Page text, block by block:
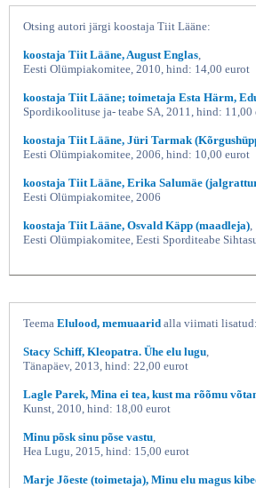
Otsing autori järgi koostaja Tiit Lääne:
koostaja Tiit Lääne, August Englas
Eesti Olümpiakomitee, 2010, hind: 14,00 eurot
koostaja Tiit Lääne; toimetaja Esta Härm,
Spordikoolituse ja- teabe SA, 2011, hind: 11,00
koostaja Tiit Lääne, Jüri Tarmak
Eesti Olümpiakomitee, 2006, hind: 10,00 eurot
koostaja Tiit Lääne, Erika Salumäe
Eesti Olümpiakomitee, 2006
koostaja Tiit Lääne, Osvald Käpp (maadleja)
Eesti Olümpiakomitee, Eesti Sporditeabe
Teema Elulood, memuaarid alla viimati lisatud:
Stacy Schiff, Kleopatra. Ühe elu lugu
Tänapäev, 2013, hind: 22,00 eurot
Lagle Parek, Mina ei tea, kust ma rõõmu
Kunst, 2010, hind: 18,00 eurot
Minu põsk sinu põse vastu
Hea Lugu, 2015, hind: 15,00 eurot
Marje Jõeste (toimetaja), Minu elu magus